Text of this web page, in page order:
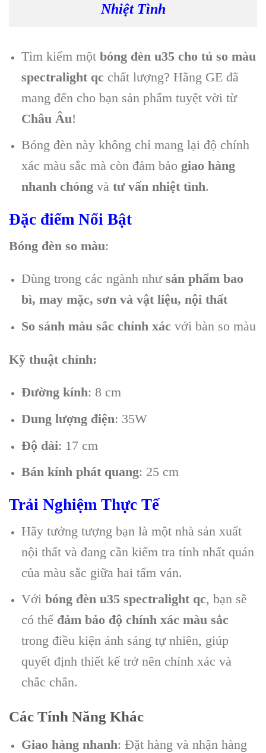
Nhiệt Tình
Tìm kiếm một bóng đèn u35 cho tủ so màu
spectralight qc chất lượng? Hãng GE đã
mang đến cho bạn sản phẩm tuyệt vời từ
Châu Âu!
Bóng đèn này không chỉ mang lại độ chính
xác màu sắc mà còn đảm bảo giao hàng
nhanh chóngvà tư vấn nhiệt tình.
Đặc điểm Nổi Bật
Bóng đèn so màu:
Dùng trong các ngành như sản phẩm bao
bì, may mặc, sơn và vật liệu, nội thất
So sánh màu sắc chính xác với bàn so màu
Kỹ thuật chính:
Đường kính: 8 cm
Dung lượng điện: 35W
Độ dài: 17 cm
Bán kính phát quang: 25 cm
Trải Nghiệm Thực Tế
Hãy tưởng tượng bạn là một nhà sản xuất
nội thất và đang cần kiểm tra tính nhất quán
của màu sắc giữa hai tấm ván.
Với bóng đèn u35 spectralight qc, bạn sẽ
có thể đảm bảo độ chính xác màu sắc
trong điều kiện ánh sáng tự nhiên, giúp
quyết định thiết kế trở nên chính xác và
chắc chắn.
Các Tính Năng Khác
Giao hàng nhanh: Đặt hàng và nhận hàng